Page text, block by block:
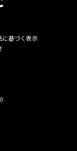
に基づく表示